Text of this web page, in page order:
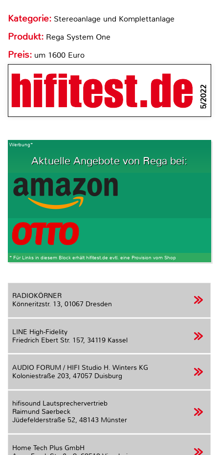
Kategorie: Stereoanlage und Komplettanlage
Produkt: Rega System One
Preis: um 1600 Euro
5/2022
Werbung*
Aktuelle Angebote von Rega bei:
* Für Links in diesem Block erhält hifitest.de evtl. eine Provision vom Shop
RADIOKÖRNER
Könneritzstr. 13, 01067 Dresden
LINE High-Fidelity
Friedrich Ebert Str. 157, 34119 Kassel
AUDIO FORUM / HIFI Studio H. Winters KG
Koloniestraße 203, 47057 Duisburg
hifisound Lautsprechervertrieb
Raimund Saerbeck
Jüdefelderstraße 52, 48143 Münster
Home Tech Plus GmbH